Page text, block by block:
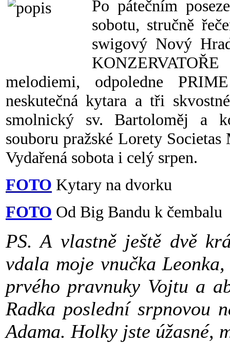
Po pátečním
sobotu, stručně
swigový Nový
melodiemi, odpoledne
neskutečná kytara a tři
smolnický sv. Bartoloměj a
souboru pražské Lorety
Vydařená sobota i celý srpen.
FOTO Kytary na dvorku
FOTO Od Big Bandu k čembalu
PS. A vlastně ještě dvě
vdala moje vnučka
prvého pravnuky Vojtu a
Radka poslední srpnovou
Adama. Holky jste úžasné,